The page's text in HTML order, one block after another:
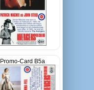
Promo-Card B5a